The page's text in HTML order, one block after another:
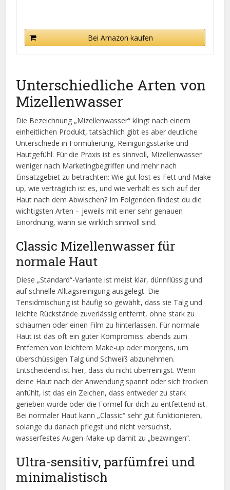
Bei Amazon kaufen
Unterschiedliche Arten von
Mizellenwasser
Die Bezeichnung „Mizellenwasser“ klingt nach einem
einheitlichen Produkt, tatsächlich gibt es aber deutliche
Unterschiede in Formulierung, Reinigungsstärke und
Hautgefühl. Für die Praxis ist es sinnvoll, Mizellenwasser
weniger nach Marketingbegriffen und mehr nach
Einsatzgebiet zu betrachten: Wie gut löst es Fett und Make-
up, wie verträglich ist es, und wie verhält es sich auf der
Haut nach dem Abwischen? Im Folgenden findest du die
wichtigsten Arten – jeweils mit einer sehr genauen
Einordnung, wann sie wirklich sinnvoll sind.
Classic Mizellenwasser für
normale Haut
Diese „Standard“-Variante ist meist klar, dünnflüssig und
auf schnelle Alltagsreinigung ausgelegt. Die
Tensidmischung ist häufig so gewählt, dass sie Talg und
leichte Rückstände zuverlässig entfernt, ohne stark zu
schäumen oder einen Film zu hinterlassen. Für normale
Haut ist das oft ein guter Kompromiss: abends zum
Entfernen von leichtem Make-up oder morgens, um
überschüssigen Talg und Schweiß abzunehmen.
Entscheidend ist hier, dass du nicht überreinigst. Wenn
deine Haut nach der Anwendung spannt oder sich trocken
anfühlt, ist das ein Zeichen, dass entweder zu stark
gerieben wurde oder die Formel für dich zu entfettend ist.
Bei normaler Haut kann „Classic“ sehr gut funktionieren,
solange du danach pflegst und nicht versuchst,
wasserfestes Augen-Make-up damit zu „bezwingen“.
Ultra-sensitiv, parfümfrei und
minimalistisch